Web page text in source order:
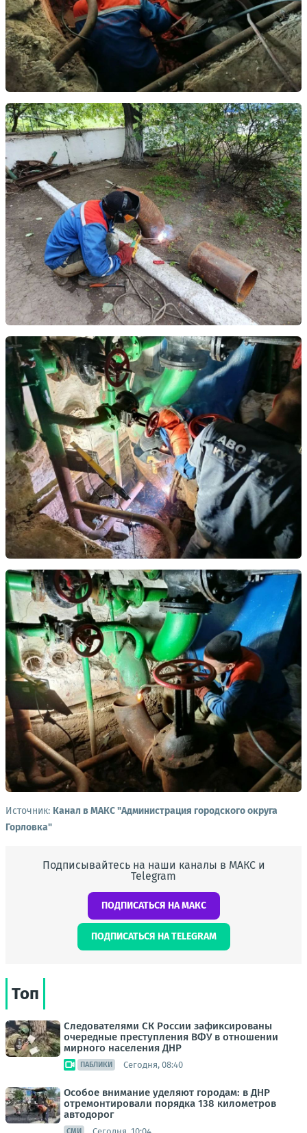
Источник: Канал в МАКС "Администрация городского округа
Горловка"
Подписывайтесь на наши каналы в МАКС и
Telegram
ПОДПИСАТЬСЯ НА МАКС
ПОДПИСАТЬСЯ НА TELEGRAM
Топ
Следователями СК России зафиксированы
очередные преступления ВФУ в отношении
мирного населения ДНР
ПАБЛИКИ Сегодня, 08:40
Особое внимание уделяют городам: в ДНР
отремонтировали порядка 138 километров
автодорог
Сегодня, 10:04